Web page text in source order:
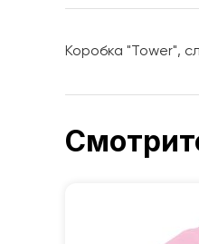
Коробка "Tower",